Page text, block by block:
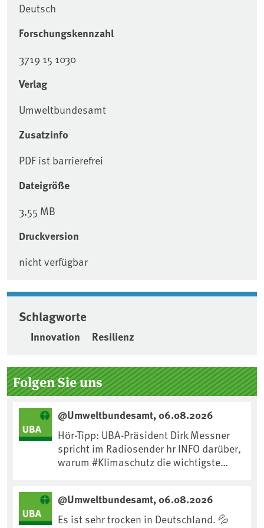
Deutsch
Forschungskennzahl
3719 15 1030
Verlag
Umweltbundesamt
Zusatzinfo
PDF ist barrierefrei
Dateigröße
3,55 MB
Druckversion
nicht verfügbar
Schlagworte
Innovation Resilienz
Seitenleiste
Folgen Sie uns
@Umweltbundesamt, 06.08.2026
Hör-Tipp: UBA-Präsident Dirk Messner
spricht im Radiosender hr INFO darüber,
warum #Klimaschutz die wichtigste
https://www.ardsounds.de/episode/urn
:ard:episode:0e7cf1c4b819c26d/
@Umweltbundesamt, 06.08.2026
Es ist sehr trocken in Deutschland. 💦